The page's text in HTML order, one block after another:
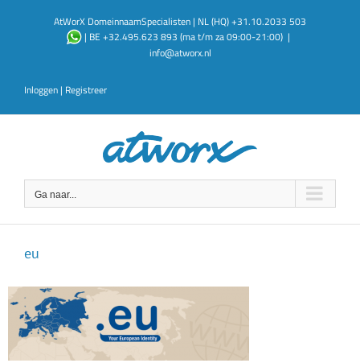
AtWorX DomeinnaamSpecialisten | NL (HQ) +31.10.2033 503
| BE +32.495.623 893 (ma t/m za 09:00-21:00) |
info@atworx.nl
Inloggen | Registreer
Ga naar...
eu